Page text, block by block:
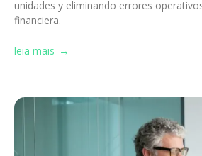
unidades y eliminando errores
financiera.
leia mais